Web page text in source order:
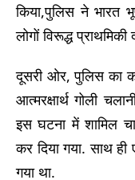
किया,पुलिस ने भारत
लोगों विरूद्ध प्राथमिकी
दूसरी ओर, पुलिस का
आत्मरक्षार्थ गोली
इस घटना में शामिल
कर दिया गया. साथ
गया था.